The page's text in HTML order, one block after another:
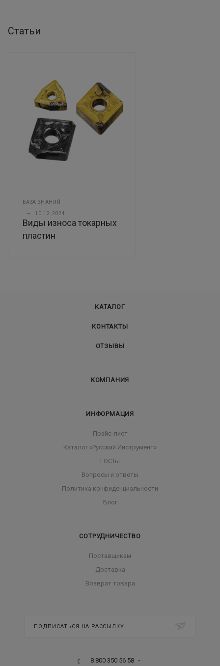
Статьи
БАЗА ЗНАНИЙ
— 10.12.2024
Виды износа токарных
пластин
КАТАЛОГ
КОНТАКТЫ
ОТЗЫВЫ
КОМПАНИЯ
ИНФОРМАЦИЯ
Прайс-лист
Каталог «Русский Инструмент»
ГОСТы
Вопросы и ответы
Политика конфиденциальности
Блог
СОТРУДНИЧЕСТВО
Поставщикам
Доставка
Возврат товара
ПОДПИСАТЬСЯ НА РАССЫЛКУ
8 800 350 56 58